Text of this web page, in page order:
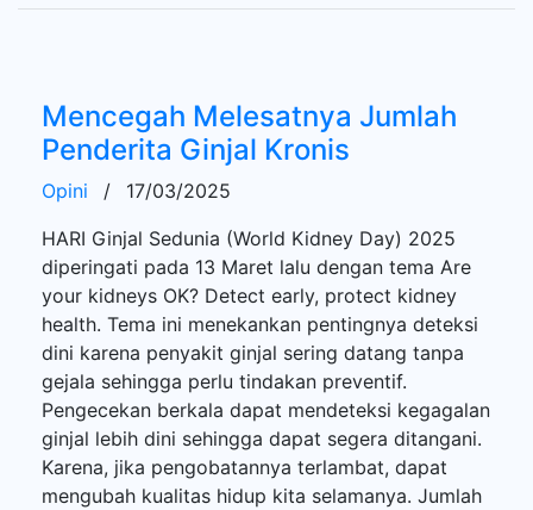
Mencegah Melesatnya Jumlah
Penderita Ginjal Kronis
Opini /
17/03/2025
HARI Ginjal Sedunia (World Kidney Day) 2025
diperingati pada 13 Maret lalu dengan tema Are
your kidneys OK? Detect early, protect kidney
health. Tema ini menekankan pentingnya deteksi
dini karena penyakit ginjal sering datang tanpa
gejala sehingga perlu tindakan preventif.
Pengecekan berkala dapat mendeteksi kegagalan
ginjal lebih dini sehingga dapat segera ditangani.
Karena, jika pengobatannya terlambat, dapat
mengubah kualitas hidup kita selamanya. Jumlah